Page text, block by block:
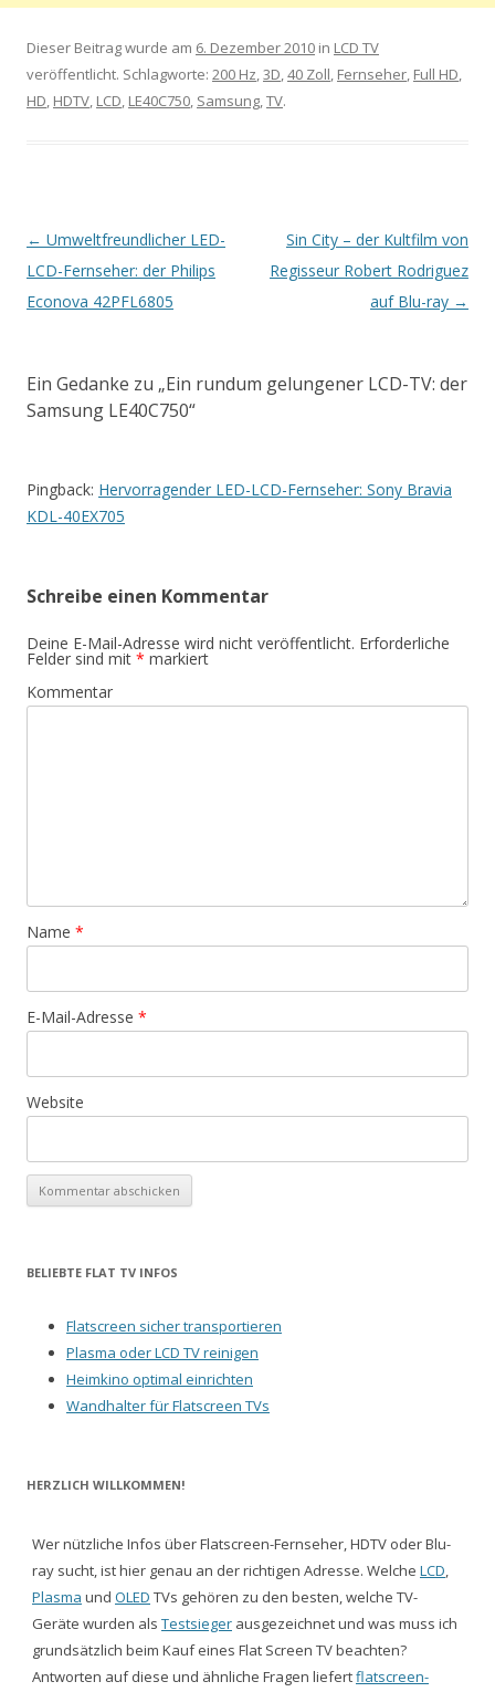
Dieser Beitrag wurde am 6. Dezember 2010 in LCD TV
veröffentlicht. Schlagworte: 200 Hz,3D,40 Zoll, Fernseher, Full HD,
HD, HDTV, LCD, LE40C750, Samsung,TV.
Artikel-
Navigation
← Umweltfreundlicher LED-
LCD-Fernseher: der Philips
Econova 42PFL6805
Sin City – der Kultfilm von
Regisseur Robert Rodriguez
auf Blu-ray →
Ein Gedanke zu „Ein rundum gelungener LCD-TV: der
Samsung LE40C750“
Pingback: Hervorragender LED-LCD-Fernseher: Sony Bravia
KDL-40EX705
Schreibe einen Kommentar
Deine E-Mail-Adresse wird nicht veröffentlicht. Erforderliche
Felder sind mit * markiert
Kommentar
Name *
E-Mail-Adresse *
Website
BELIEBTE FLAT TV INFOS
Flatscreen sicher transportieren
Plasma oder LCD TV reinigen
Heimkino optimal einrichten
Wandhalter für Flatscreen TVs
HERZLICH WILLKOMMEN!
Wer nützliche Infos über Flatscreen-Fernseher, HDTV oder Blu-
ray sucht, ist hier genau an der richtigen Adresse. Welche LCD,
Plasma und OLED TVs gehören zu den besten, welche TV-
Geräte wurden als Testsieger ausgezeichnet und was muss ich
grundsätzlich beim Kauf eines Flat Screen TV beachten?
Antworten auf diese und ähnliche Fragen liefertflatscreen-